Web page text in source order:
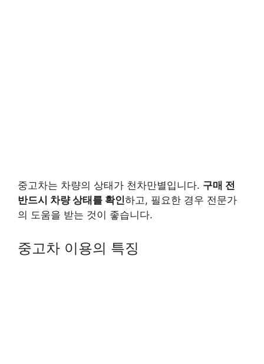
중고차는 차량의 상태가 천차만별입니다. 구매 전
반드시 차량 상태를 확인하고, 필요한 경우 전문가
의 도움을 받는 것이 좋습니다.
중고차 이용의 특징